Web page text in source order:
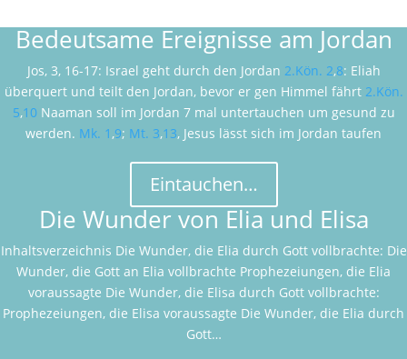
Bedeutsame Ereignisse am Jordan
Jos, 3, 16-17: Israel geht durch den Jordan 2.Kön. 2,8: Eliah
überquert und teilt den Jordan, bevor er gen Himmel fährt 2.Kön.
5,10 Naaman soll im Jordan 7 mal untertauchen um gesund zu
werden. Mk. 1 ,9; Mt. 3,13, Jesus lässt sich im Jordan taufen
Eintauchen…
Die Wunder von Elia und Elisa
Inhaltsverzeichnis Die Wunder, die Elia durch Gott vollbrachte: Die
Wunder, die Gott an Elia vollbrachte Prophezeiungen, die Elia
voraussagte Die Wunder, die Elisa durch Gott vollbrachte:
Prophezeiungen, die Elisa voraussagte Die Wunder, die Elia durch
Gott…